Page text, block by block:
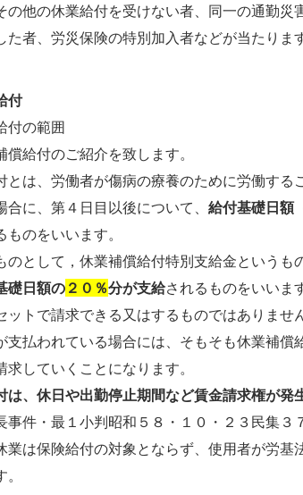
の他の休業給付を受けない者、同一の通勤災
た者、労災保険の特別加入者などが当たります
付
付の範囲
給付のご紹介を致します。
は、労働者が傷病の療養のために労働する
合に、第４日目以後について、 給付基礎日額
ものをいいます。
として，休業補償給付特別支給金というも
礎日額の ２０％分が支給されるものをいいま
ットで請求できる又はするものではありませ
支払われている場合には、そもそも休業補償
していくことになります。
は、休日や出勤停止期間など賃金請求権が発
事件・最１小判昭和５８・１０・２３民集
業は保険給付の対象とならず、使用者が労基